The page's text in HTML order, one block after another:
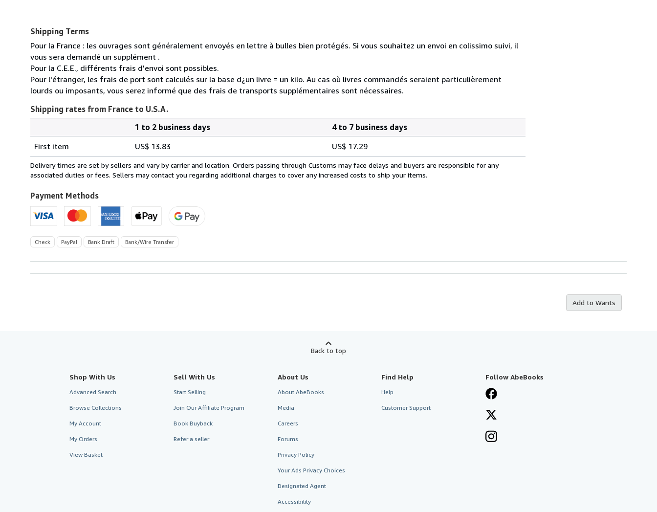
Shipping Terms
Pour la France : les ouvrages sont généralement envoyés en lettre à bulles bien protégés. Si vous souhaitez un envoi en colissimo suivi, il
vous sera demandé un supplément .
Pour la C.E.E., différents frais d'envoi sont possibles.
Pour l'étranger, les frais de port sont calculés sur la base d¿un livre = un kilo. Au cas où livres commandés seraient particulièrement
lourds ou imposants, vous serez informé que des frais de transports supplémentaires sont nécessaires.
Shipping rates from France to U.S.A.
rates
from
France
U.S.A.
1 to 2 business days
4 to 7 business days
First item
US$ 13.83 US$ 17.29
Delivery times are set by sellers and vary by carrier and location. Orders passing through Customs may face delays and buyers are responsible for any
associated duties or fees. Sellers may contact you regarding additional charges to cover any increased costs to ship your items.
Payment Methods
Check PayPal Bank Draft Bank/Wire Transfer
Add to Wants
Back to top
Shop With Us
Advanced Search
Browse Collections
My Account
My Orders
View Basket
Sell With Us
Start Selling
Join Our Affiliate Program
Book Buyback
Refer a seller
About Us
About AbeBooks
Media
Careers
Forums
Privacy Policy
Your Ads Privacy Choices
Designated Agent
Accessibility
Find Help
Help
Customer Support
Follow AbeBooks